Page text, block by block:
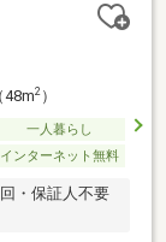
48m2）
一人暮らし
インターネット無料
・保証人不要